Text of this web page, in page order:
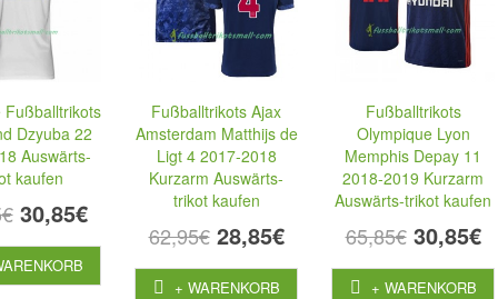
Fußballtrikots
Dzyuba 22
Auswärts-
kaufen
30,85€
Fußballtrikots Ajax
Amsterdam Matthijs de
Ligt 4 2017-2018
Kurzarm Auswärts-
trikot kaufen
62,95€ 28,85€
+ WARENKORB
Fußballtrikots
Olympique Lyon
Memphis Depay 11
2018-2019 Kurzarm
Auswärts-trikot kaufen
65,85€ 30,85€
+ WARENKORB